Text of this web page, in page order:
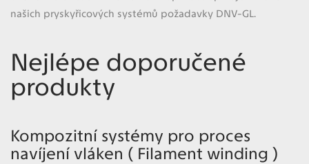
našich pryskyřicových systémů požadavky DNV-GL.
Nejlépe doporučené
produkty
Kompozitní systémy pro proces
navíjení vláken ( Filament winding )